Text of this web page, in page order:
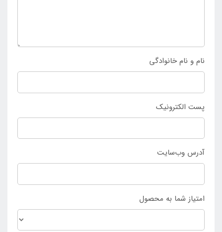
نام و نام خانوادگی
پست الکترونیک
آدرس وب‌سایت
امتیاز شما به محصول